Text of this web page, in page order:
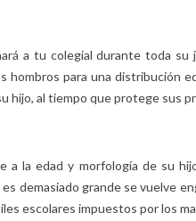
a tu colegial durante toda
hombros para una distribución
hijo, al tiempo que protege sus
a la edad y morfología de su
demasiado grande se vuelve
escolares impuestos por los